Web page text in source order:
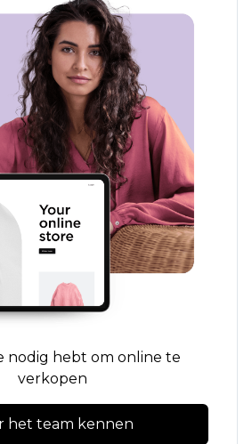
nodig hebt om online te
verkopen
het team kennen